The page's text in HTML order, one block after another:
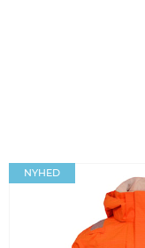
NYHED